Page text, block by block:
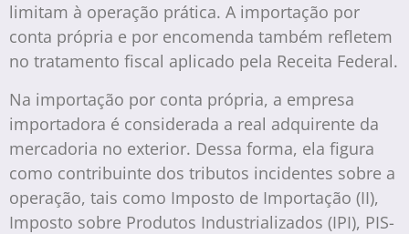
limitam à operação prática. A importação por
conta própria e por encomenda também refletem
no tratamento fiscal aplicado pela Receita Federal.
Na importação por conta própria, a empresa
importadora é considerada a real adquirente da
mercadoria no exterior. Dessa forma, ela figura
como contribuinte dos tributos incidentes sobre a
operação, tais como Imposto de Importação (II),
Imposto sobre Produtos Industrializados (IPI), PIS-